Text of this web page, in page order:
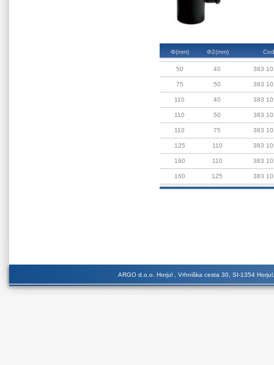
Φ(mm) Φ2(mm)
50 40 383
75 50 383
110 40 383
110 50 383
110 75 383
125 110 383
160 110 383
160 125 383
ARGO d.o.o. Horjul , Vrhniška cesta 30, SI-1354